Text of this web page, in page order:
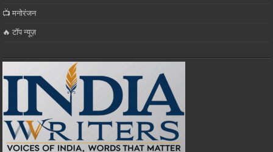
📺 मनोरंजन
🔥 टॉप न्यूज़